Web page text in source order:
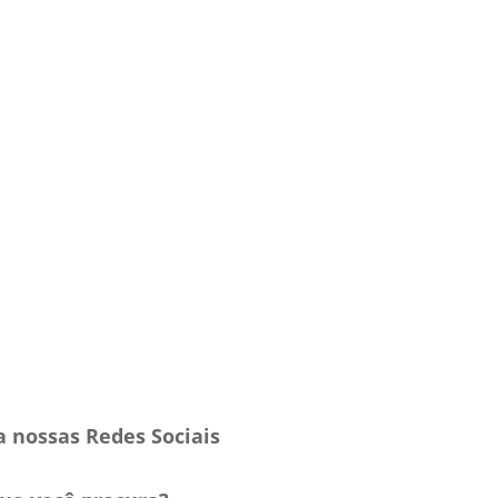
nossas Redes Sociais